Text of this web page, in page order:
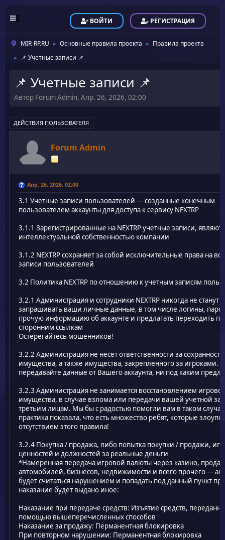
ВОЙТИ РЕГИСТРАЦИЯ
MIR-RP.RU ► Основные правила проекта ► Правила проекта
► 📌 Учетные записи 📌
📌 Учетные записи 📌
Автор Forum Admin, Апр. 26, 2026, 02:00
ДЕЙСТВИЯ ПОЛЬЗОВАТЕЛЯ
Forum Admin
Апр. 26, 2026, 02:00
3.1 Учетные записи пользователей — созданные конечным
пользователем аккаунты для доступа к сервису NEXTRP
3.1.1 Зарегистрированные на NEXTRP учетные записи,
интеллектуальной собственностью компании
3.1.2 NEXTRP сохраняет за собой исключительные права на
записи пользователей
3.2 Политика NEXTRP по отношению к учетным записям
3.2.1 Администрация и сотрудники NEXTRP никогда не станут
запрашивать ваши личные данные, в том числе логины,
прочую информацию об аккаунте и предлагать переходить по
сторонним ссылкам
Остерегайтесь мошенников!
3.2.2 Администрация не несет ответственности за
имущества, а также имущества, закрепленного за игроками.
передавайте данные от Вашего аккаунта, ни под каким
3.2.3 Администрация не занимается восстановлением
имущества, в случае взлома или передачи вашей учетной
третьим лицам. Мы бы с радостью помогли вам в таком
практика показала, что есть множество ребят, которые
отсутствием этого правила!
3.2.4 Покупка / продажа, либо попытка покупки / продажи,
ценностей и должностей за реальные деньги
*Намеренная передача игровой валюты через казино,
автомобилей, бизнесов, недвижимости и всего прочего —
будет считаться нарушением и попадать под данный пункт
наказание будет выдано иное:
Наказание при передаче средств: Изъятие средств,
помощью вышеперечисленных способов
Наказание за продажу: Перманентная блокировка
При повторном нарушении: Перманентная блокировка